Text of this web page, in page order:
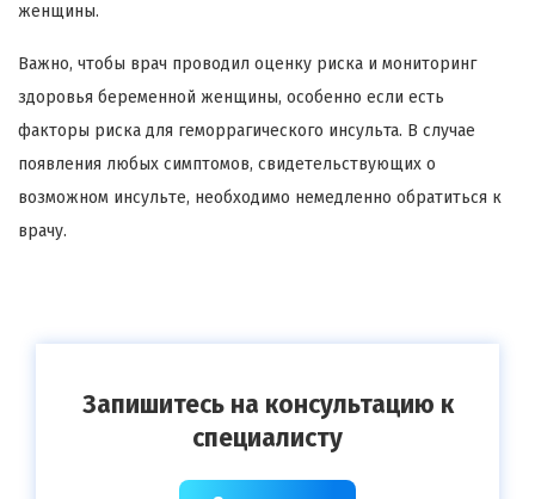
женщины.
Важно, чтобы врач проводил оценку риска и мониторинг
здоровья беременной женщины, особенно если есть
факторы риска для геморрагического инсульта. В случае
появления любых симптомов, свидетельствующих о
возможном инсульте, необходимо немедленно обратиться к
врачу.
Запишитесь на консультацию к
специалисту